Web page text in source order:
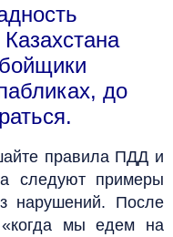
до
правила ПДД и
следуют примеры
нарушений. После
«когда мы едем на